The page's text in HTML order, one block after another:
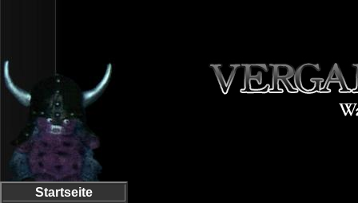
Startseite